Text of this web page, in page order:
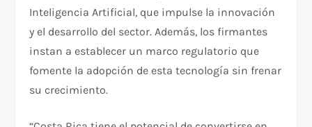
Inteligencia Artificial, que impulse la innovación
y el desarrollo del sector. Además, los firmantes
instan a establecer un marco regulatorio que
fomente la adopción de esta tecnología sin frenar
su crecimiento.